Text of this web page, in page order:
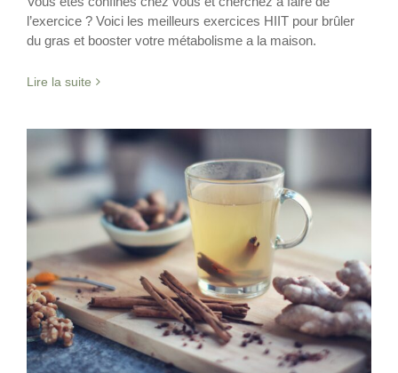
l’exercice ? Voici les meilleurs exercices HIIT pour brûler
du gras et booster votre métabolisme a la maison.
Lire la suite
Dites adieu aux rhumes et aux gastros.
Epices Nutrition